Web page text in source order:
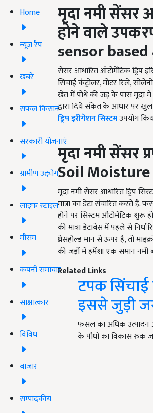
Home
न्यूज़ रैप
खबरें
सफल किसान
सरकारी योजनाएं
ग्रामीण उद्द्योग
लाइफ स्टाइल
मौसम
कंपनी समाचार
साक्षात्कार
विविध
बाजार
सम्पादकीय
मृदा नमी सेंसर
होने वाले
sensor
सेंसर आधारित ऑटोमेंटिक ड्रिप
सिंचाई कंट्रोलर, मोटर रिले,
खेत में पोधे की जड़ के पास मृदा में
द्वारा दिये संकेत के आधार पर
ड्रिप इरीगेशन सिस्टमउपयोग
मृदा नमी सेंसर
Soil
मृदा नमी सेंसर आधारित ड्रिप
मात्रा का डेटा संचारित करते हैं.
होने पर सिस्टम औटोमेंटिक शुरू
की मात्रा डेटाबेस में पहले से
थ्रेसहोल्ड मान से ऊपर हैं, तो
की जड़ों में हमेंशा एक समान नमी
Related Links
टपक
इससे जुड़ी
फसल का अधिक उत्पादन
के पौधों का विकास रुक